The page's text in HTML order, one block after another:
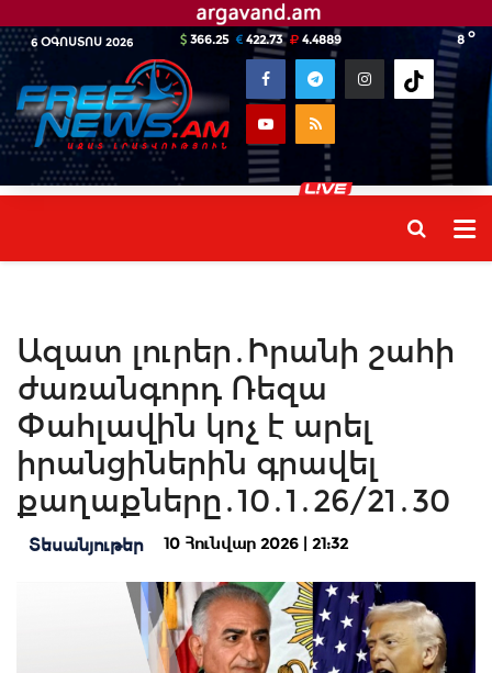
6 ՕԳՈՍՏՈՍ 2026 8 o
366.25 422.73 4.4889
Ազատ լուրեր․Իրանի շահի
ժառանգորդ Ռեզա
Փահլավին կոչ է արել
իրանցիներին գրավել
քաղաքները․10․1․26/21․30
Տեսանյութեր 10 Հունվար 2026 | 21:32